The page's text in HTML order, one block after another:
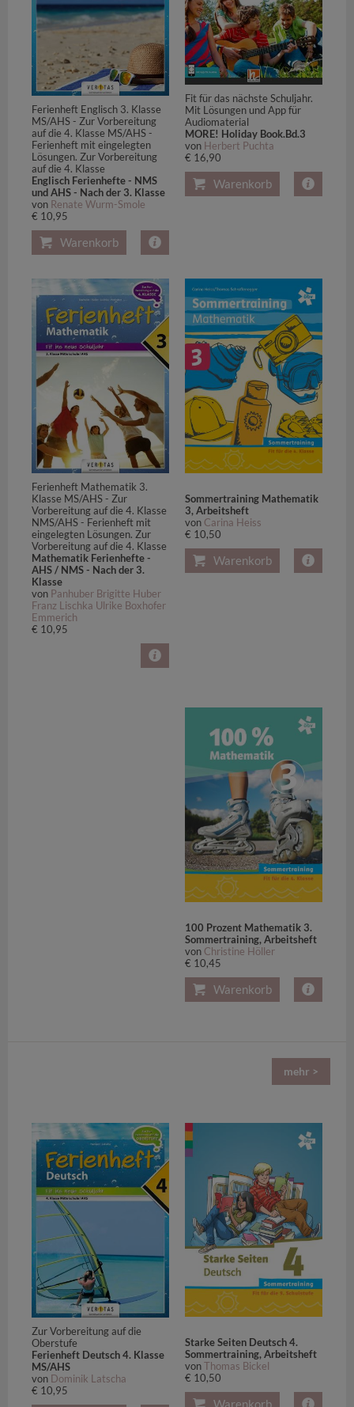
Ferienheft Englisch 3. Klasse
MS/AHS - Zur Vorbereitung
auf die 4. Klasse MS/AHS -
Ferienheft mit eingelegten
Lösungen. Zur Vorbereitung
auf die 4. Klasse
Englisch Ferienhefte - NMS
und AHS - Nach der 3. Klasse
von Renate Wurm-Smole
€ 10,95
Warenkorb
Fit für das nächste Schuljahr.
Mit Lösungen und App für
Audiomaterial
MORE! Holiday Book.Bd.3
von Herbert Puchta
€ 16,90
Warenkorb
Ferienheft Mathematik 3.
Klasse MS/AHS - Zur
Vorbereitung auf die 4. Klasse
NMS/AHS - Ferienheft mit
eingelegten Lösungen. Zur
Vorbereitung auf die 4. Klasse
Mathematik Ferienhefte -
AHS / NMS - Nach der 3.
Klasse
von Panhuber Brigitte Huber
Franz Lischka Ulrike Boxhofer
Emmerich
€ 10,95
Sommertraining Mathematik
3, Arbeitsheft
von Carina Heiss
€ 10,50
Warenkorb
100 Prozent Mathematik 3.
Sommertraining, Arbeitsheft
von Christine Höller
€ 10,45
Warenkorb
mehr >
Zur Vorbereitung auf die
Oberstufe
Ferienheft Deutsch 4. Klasse
MS/AHS
von Dominik Latscha
€ 10,95
Starke Seiten Deutsch 4.
Sommertraining, Arbeitsheft
vonThomas Bickel
€ 10,50
Warenkorb